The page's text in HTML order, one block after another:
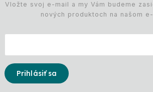
Vložte svoj e-mail a my Vám budeme
nových produktoch na našom
Prihlásiť sa